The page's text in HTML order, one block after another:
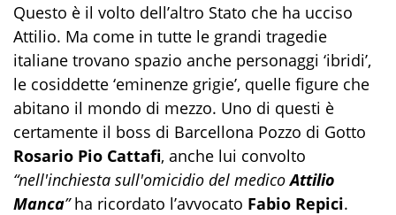
Questo è il volto dell’altro Stato che ha ucciso
Attilio. Ma come in tutte le grandi tragedie
italiane trovano spazio anche personaggi ‘ibridi’,
le cosiddette ‘eminenze grigie’, quelle figure che
abitano il mondo di mezzo. Uno di questi è
certamente il boss di Barcellona Pozzo di Gotto
Rosario Pio Cattafi, anche lui convolto
“nell'inchiesta sull'omicidio del medicoAttilio
Manca”ha ricordato l’avvocato Fabio Repici.